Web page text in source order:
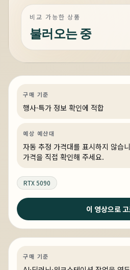
비교 가능한 상품
불러오는 중
4일 전
전세계 199대, 국내
하이엔드는 이런거 -
스 알파 골드
구매 기준
행사·특가 정보 확인에 적합
예상 예산대
자동 추정 가격대를 표시하지 않습
가격을 직접 확인해 주세요.
RTX 5090
이 영상으로
AI·딥러닝
4일 전
QHD에서 고 주사율 스팀 게임을
구매 기준